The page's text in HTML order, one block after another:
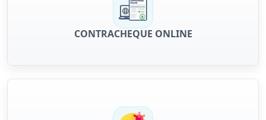
CONTRACHEQUE ONLINE